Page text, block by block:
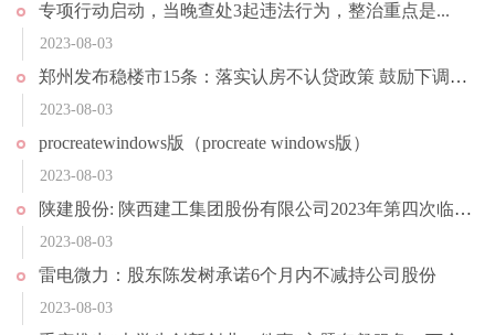
专项行动启动，当晚查处3起违法行为，整治重点是...
2023-08-03
郑州发布稳楼市15条：落实认房不认贷政策 鼓励下调存量房贷利率
2023-08-03
procreatewindows版（procreate windows版）
2023-08-03
陕建股份: 陕西建工集团股份有限公司2023年第四次临时股东大会决议公告
2023-08-03
雷电微力：股东陈发树承诺6个月内不减持公司股份
2023-08-03